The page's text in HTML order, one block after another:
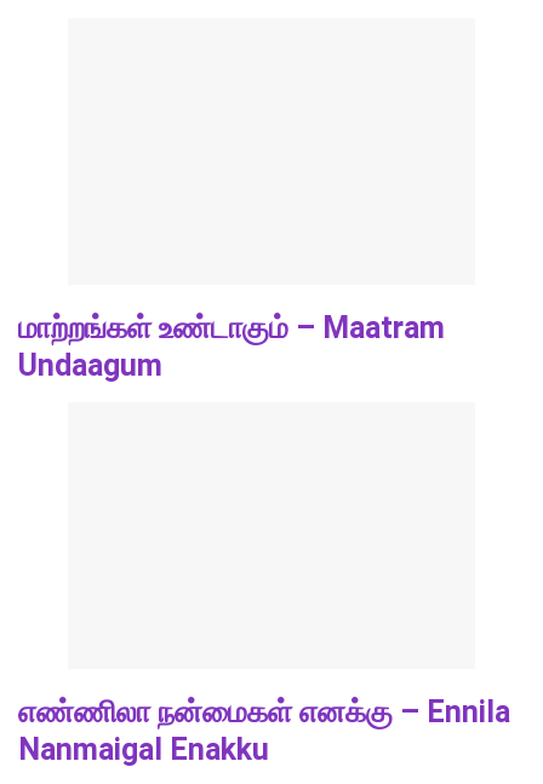
மாற்றங்கள் உண்டாகும் – Maatram
Undaagum
எண்ணிலா நன்மைகள் எனக்கு – Ennila
Nanmaigal Enakku